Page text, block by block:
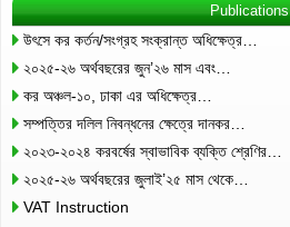
Publications
উৎসে কর কর্তন/সংগ্রহ সংক্রান্ত অধিক্ষেত্র…
২০২৫-২৬ অর্থবছরের জুন’২৬ মাস এবং…
কর অঞ্চল-১০, ঢাকা এর অধিক্ষেত্র…
সম্পত্তির দলিল নিবন্ধনের ক্ষেত্রে দানকর…
২০২৩-২০২৪ করবর্ষের স্বাভাবিক ব্যক্তি শ্রেণির…
২০২৫-২৬ অর্থবছরের জুলাই’২৫ মাস থেকে…
VAT Instruction